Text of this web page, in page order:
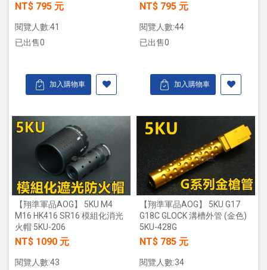
NT$ 795 元
閱覽人數:41
已出售0
加入購物車
NT$ 795 元
閱覽人數:44
已出售0
加入購物車
【翔準軍品AOG】 5KU M4
M16 HK416 SR16 模組化消光
火帽 5KU-206
NT$ 1090 元
閱覽人數:43
【翔準軍品AOG】 5KU G17
G18C GLOCK 溝槽外管 (金色)
5KU-428G
NT$ 785 元
閱覽人數:34